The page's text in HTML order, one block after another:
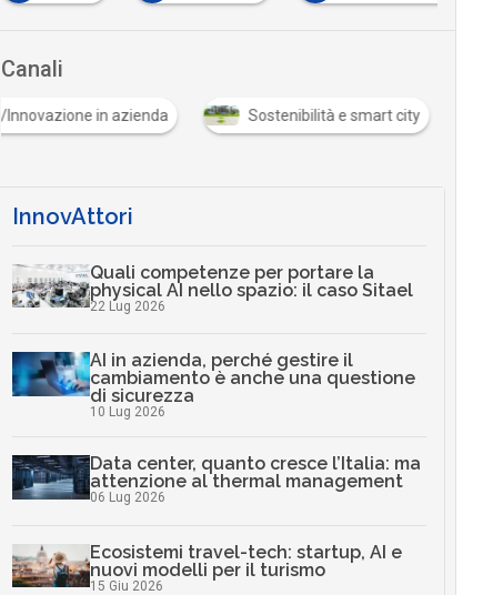
Canali
5.0/Innovazione in azienda Sostenibilità e smart city
InnovAttori
Quali competenze per portare la
physical AI nello spazio: il caso Sitael
22 Lug 2026
AI in azienda, perché gestire il
cambiamento è anche una questione
di sicurezza
10 Lug 2026
Data center, quanto cresce l’Italia: ma
attenzione al thermal management
06 Lug 2026
Ecosistemi travel-tech: startup, AI e
nuovi modelli per il turismo
15 Giu 2026